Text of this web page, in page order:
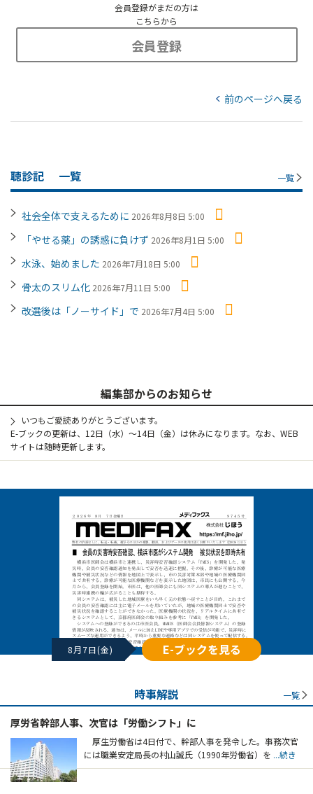
会員登録がまだの方は
こちらから
会員登録
前のページへ戻る
聴診記 一覧 一覧
社会全体で支えるために 2026年8月8日 5:00
「やせる薬」の誘惑に負けず 2026年8月1日 5:00
水泳、始めました 2026年7月18日 5:00
骨太のスリム化 2026年7月11日 5:00
改選後は「ノーサイド」で 2026年7月4日 5:00
編集部からのお知らせ
いつもご愛読ありがとうございます。
E-ブックの更新は、12日（水）～14日（金）は休みになります。なお、WEB
サイトは随時更新します。
8月7日(金) E-ブックを見る
時事解説 一覧
厚労省幹部人事、次官は「労働シフト」に
厚生労働省は4日付で、幹部人事を発令した。事務次官
には職業安定局長の村山誠氏（1990年労働省）を ...続き